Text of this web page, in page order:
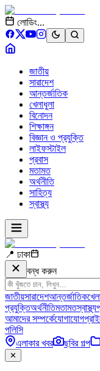
লোডিং...
জাতীয়
সারাদেশ
আন্তর্জাতিক
খেলাধুলা
বিনোদন
শিক্ষাঙ্গন
বিজ্ঞান ও প্রযুক্তি
লাইফস্টাইল
প্রবাস
মতামত
অর্থনীতি
সাহিত্য
স্বাস্থ্য
📍 ঢাকা
বন্ধ করুন
জাতীয়সারাদেশআন্তর্জাতিক
প্রযুক্তিঅর্থনীতিমতামতস্বাস্থ্য
আমাদের সম্পর্কেযোগাযোগ
পলিসি
এলাকার খবর
ছবির গল্প
✕